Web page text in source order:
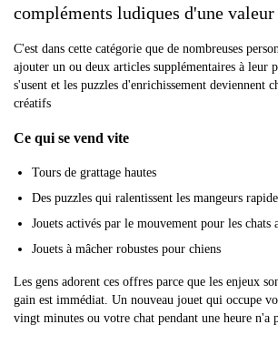
compléments ludiques d'une valeur
C'est dans cette catégorie que de nombreuses
ajouter un ou deux articles supplémentaires à leur
s'usent et les puzzles d'enrichissement deviennent
créatifs
Ce qui se vend vite
Tours de grattage hautes
Des puzzles qui ralentissent les mangeurs
Jouets activés par le mouvement pour les chats
Jouets à mâcher robustes pour chiens
Les gens adorent ces offres parce que les enjeux
gain est immédiat. Un nouveau jouet qui occupe
vingt minutes ou votre chat pendant une heure n'a